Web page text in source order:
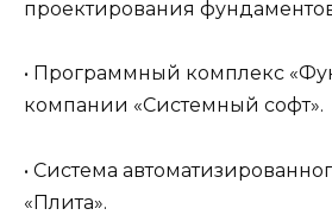
проектирования
• Программный комплекс
компании «Системный софт».
• Система
«Плита».